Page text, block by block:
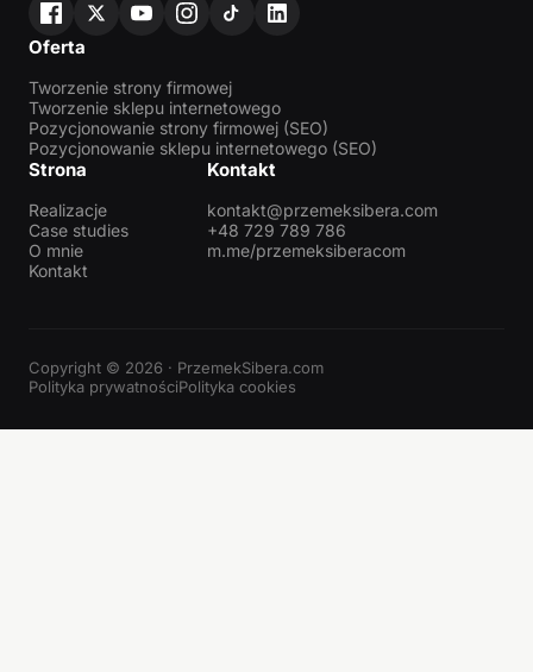
Oferta
Tworzenie strony firmowej
Tworzenie sklepu internetowego
Pozycjonowanie strony firmowej (SEO)
Pozycjonowanie sklepu internetowego (SEO)
Strona
Realizacje
Case studies
O mnie
Kontakt
Kontakt
kontakt@przemeksibera.com
+48 729 789 786
m.me/przemeksiberacom
Copyright © 2026 · PrzemekSibera.com
Polityka prywatnościPolityka cookies